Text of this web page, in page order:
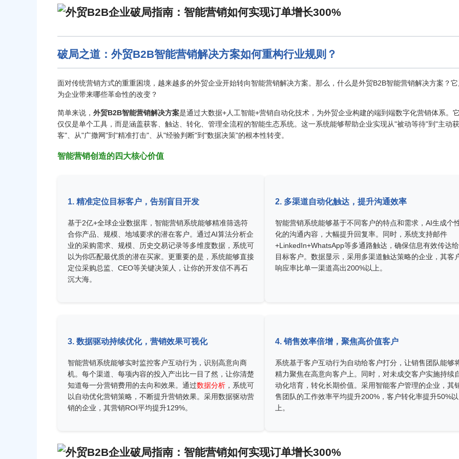
破局之道：外贸B2B智能营销解决方案如何重构行业规则？
面对传统营销方式的重重困境，越来越多的外贸企业开始转向智能营销解决方案。那么，什么是外贸B2B智能营销解决方案？
为企业带来哪些革命性的改变？
简单来说， 外贸B2B智能营销解决方案是通过大数据+人工智能+营销自动化技术，为外贸企业构建的端到端数字化营销体系。
仅仅是单个工具，而是涵盖获客、触达、转化、管理全流程的智能生态系统。这一系统能够帮助企业实现从"被动等待"到"主动获
客"、从"广撒网"到"精准打击"、从"经验判断"到"数据决策"的根本性转变。
智能营销创造的四大核心价值
1. 精准定位目标客户，告别盲目开发
基于2亿+全球企业数据库，智能营销系统能够精准筛选符
合你产品、规模、地域要求的潜在客户。通过AI算法分析企
业的采购需求、规模、历史交易记录等多维度数据，系统可
以为你匹配最优质的潜在买家。更重要的是，系统能够直接
定位采购总监、CEO等关键决策人，让你的开发信不再石
沉大海。
2. 多渠道自动化触达，提升沟通效率
智能营销系统能够基于不同客户的特点和需求，AI生成个
化的沟通内容，大幅提升回复率。同时，系统支持邮件
+LinkedIn+WhatsApp等多通路触达，确保信息有效传达给
目标客户。数据显示，采用多渠道触达策略的企业，其客
响应率比单一渠道高出200%以上。
3. 数据驱动持续优化，营销效果可视化
智能营销系统能够实时监控客户互动行为，识别高意向商
机。每个渠道、每项内容的投入产出比一目了然，让你清楚
知道每一分营销费用的去向和效果。通过数据分析 ，系统可
以自动优化营销策略，不断提升营销效果。采用数据驱动营
销的企业，其营销ROI平均提升129%。
4. 销售效率倍增，聚焦高价值客户
系统基于客户互动行为自动给客户打分，让销售团队能够
精力聚焦在高意向客户上。同时，对未成交客户实施持续
动化培育，转化长期价值。采用智能客户管理的企业，其
售团队的工作效率平均提升200%，客户转化率提升50%以
上。